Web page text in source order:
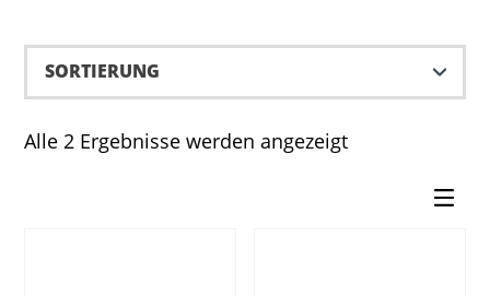
Alle 2 Ergebnisse werden angezeigt